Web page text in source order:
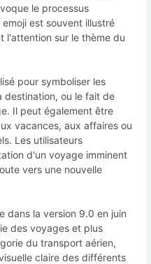
le processus
est souvent illustré
l'attention sur le thème du
pour symboliser les
destination, ou le fait de
Il peut également être
vacances, aux affaires ou
Les utilisateurs
d'un voyage imminent
vers une nouvelle
dans la version 9.0 en juin
des voyages et plus
du transport aérien,
claire des différents